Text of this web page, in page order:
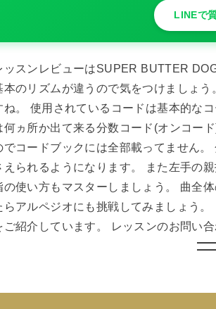
LINEで
ッスンレビューはSUPER BUTTER
本のリズムが違うので気をつけましょ
ね。 使用されているコードは基本的な
何ヵ所か出て来る分数コード(オンコー
でコードブックには全部載ってません
えられるようになります。 また左手の
の使い方もマスターしましょう。 曲全
らアルペジオにも挑戦してみましょう
ご紹介しています。 レッスンのお問い